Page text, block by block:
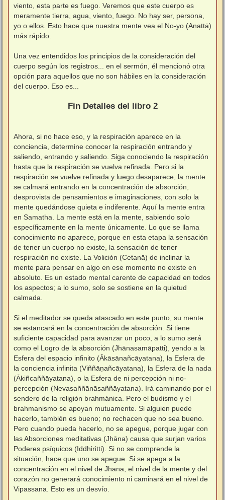
viento, esta parte es fuego. Veremos que este cuerpo es
meramente tierra, agua, viento, fuego. No hay ser, persona,
yo o ellos. Esto hace que nuestra mente vea el No-yo (Anattā)
más rápido.
Una vez entendidos los principios de la consideración del
cuerpo según los registros... en el sermón, él mencionó otra
opción para aquellos que no son hábiles en la consideración
del cuerpo. Eso es...
Fin Detalles del libro 2
Ahora, si no hace eso, y la respiración aparece en la
conciencia, determine conocer la respiración entrando y
saliendo, entrando y saliendo. Siga conociendo la respiración
hasta que la respiración se vuelva refinada. Pero si la
respiración se vuelve refinada y luego desaparece, la mente
se calmará entrando en la concentración de absorción,
desprovista de pensamientos e imaginaciones, con solo la
mente quedándose quieta e indiferente. Aquí la mente entra
en Samatha. La mente está en la mente, sabiendo solo
específicamente en la mente únicamente. Lo que se llama
conocimiento no aparece, porque en esta etapa la sensación
de tener un cuerpo no existe, la sensación de tener
respiración no existe. La Volición (Cetanā) de inclinar la
mente para pensar en algo en ese momento no existe en
absoluto. Es un estado mental carente de capacidad en todos
los aspectos; a lo sumo, solo se sostiene en la quietud
calmada.
Si el meditador se queda atascado en este punto, su mente
se estancará en la concentración de absorción. Si tiene
suficiente capacidad para avanzar un poco, a lo sumo será
como el Logro de la absorción (Jhānasamāpatti), yendo a la
Esfera del espacio infinito (Ākāsānañcāyatana), la Esfera de
la conciencia infinita (Viññāṇañcāyatana), la Esfera de la nada
(Ākiñcaññāyatana), o la Esfera de ni percepción ni no-
percepción (Nevasaññānāsaññāyatana). Irá caminando por el
sendero de la religión brahmánica. Pero el budismo y el
brahmanismo se apoyan mutuamente. Si alguien puede
hacerlo, también es bueno; no rechacen que no sea bueno.
Pero cuando pueda hacerlo, no se apegue, porque jugar con
las Absorciones meditativas (Jhāna) causa que surjan varios
Poderes psíquicos (Iddhiritti). Si no se comprende la
situación, hace que uno se apegue. Si se apega a la
concentración en el nivel de Jhana, el nivel de la mente y del
corazón no generará conocimiento ni caminará en el nivel de
Vipassana. Esto es un desvío.